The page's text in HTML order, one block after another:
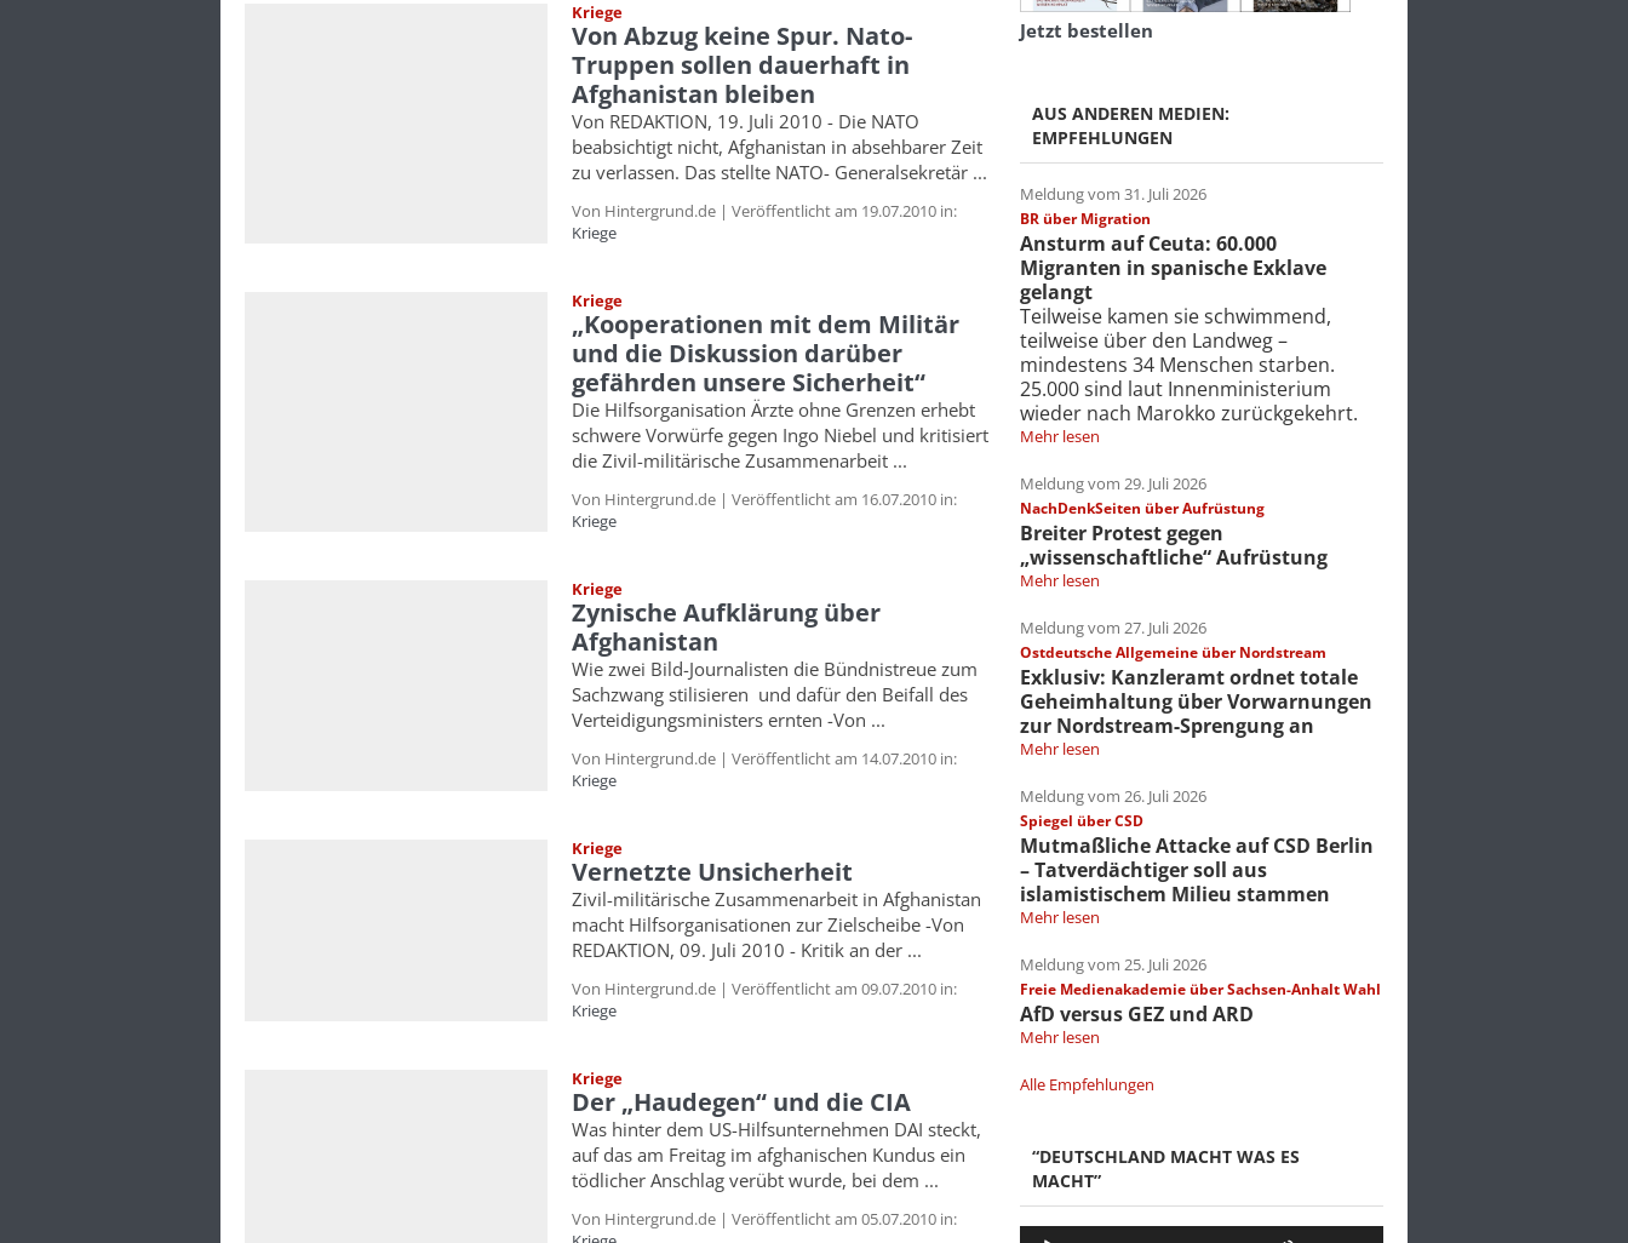
Kriege
Von Abzug keine Spur. Nato-
Truppen sollen dauerhaft in
Afghanistan bleiben
Von REDAKTION, 19. Juli 2010 - Die NATO
beabsichtigt nicht, Afghanistan in absehbarer Zeit
zu verlassen. Das stellte NATO- Generalsekretär ...
Von Hintergrund.de | Veröffentlicht am 19.07.2010 in:
Kriege
Kriege
„Kooperationen mit dem Militär
und die Diskussion darüber
gefährden unsere Sicherheit“
Die Hilfsorganisation Ärzte ohne Grenzen erhebt
schwere Vorwürfe gegen Ingo Niebel und kritisiert
die Zivil-militärische Zusammenarbeit ...
Von Hintergrund.de | Veröffentlicht am 16.07.2010 in:
Kriege
Kriege
Zynische Aufklärung über
Afghanistan
Wie zwei Bild-Journalisten die Bündnistreue zum
Sachzwang stilisieren und dafür den Beifall des
Verteidigungsministers ernten -Von ...
Von Hintergrund.de | Veröffentlicht am 14.07.2010 in:
Kriege
Kriege
Vernetzte Unsicherheit
Zivil-militärische Zusammenarbeit in Afghanistan
macht Hilfsorganisationen zur Zielscheibe -Von
REDAKTION, 09. Juli 2010 - Kritik an der ...
Von Hintergrund.de | Veröffentlicht am 09.07.2010 in:
Kriege
Kriege
Der „Haudegen“ und die CIA
Was hinter dem US-Hilfsunternehmen DAI steckt,
auf das am Freitag im afghanischen Kundus ein
tödlicher Anschlag verübt wurde, bei dem ...
Von Hintergrund.de | Veröffentlicht am 05.07.2010 in:
Jetzt bestellen
AUS ANDEREN MEDIEN:
EMPFEHLUNGEN
Meldung vom 31. Juli 2026
BR über Migration
Ansturm auf Ceuta: 60.000
Migranten in spanische Exklave
gelangt
Teilweise kamen sie schwimmend,
teilweise über den Landweg –
mindestens 34 Menschen starben.
25.000 sind laut Innenministerium
wieder nach Marokko zurückgekehrt.
Mehr lesen
Meldung vom 29. Juli 2026
NachDenkSeiten über Aufrüstung
Breiter Protest gegen
„wissenschaftliche“ Aufrüstung
Mehr lesen
Meldung vom 27. Juli 2026
Ostdeutsche Allgemeine über Nordstream
Exklusiv: Kanzleramt ordnet totale
Geheimhaltung über Vorwarnungen
zur Nordstream-Sprengung an
Mehr lesen
Meldung vom 26. Juli 2026
Spiegel über CSD
Mutmaßliche Attacke auf CSD Berlin
– Tatverdächtiger soll aus
islamistischem Milieu stammen
Mehr lesen
Meldung vom 25. Juli 2026
Freie Medienakademie über Sachsen-Anhalt Wahl
AfD versus GEZ und ARD
Mehr lesen
Alle Empfehlungen
“DEUTSCHLAND MACHT WAS ES
MACHT”
Audio-